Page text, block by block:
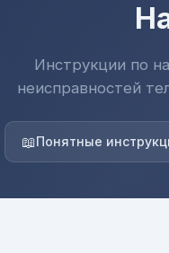
Инструкции по
неисправностей
📖Понятные